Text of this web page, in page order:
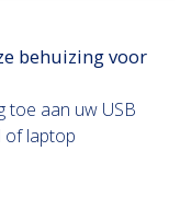
behuizing voor
toe aan uw USB
of laptop